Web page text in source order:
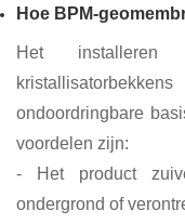
Hoe BPM-
Het installeren
ondoordringbare
voordelen zijn:
- Het product
ondergrond of